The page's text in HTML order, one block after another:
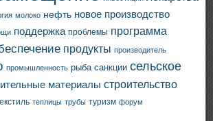
молоко нефть новое производство
поддержка проблемы программа
продукты производитель
промышленность рыба санкции сельское
материалы строительство
теплицы трубы туризм форум